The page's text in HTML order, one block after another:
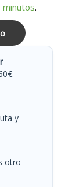
minutos.
y
otro